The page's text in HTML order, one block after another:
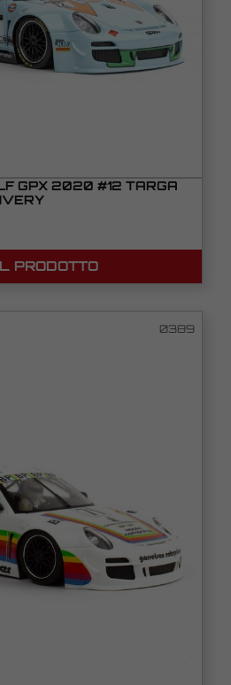
GPX 2020 #12 TARGA
PRODOTTO
0389